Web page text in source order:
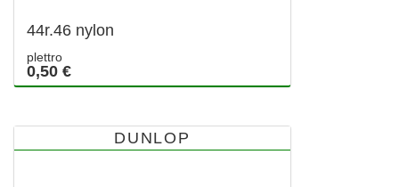
44r.46 nylon
plettro
0,50 €
DUNLOP